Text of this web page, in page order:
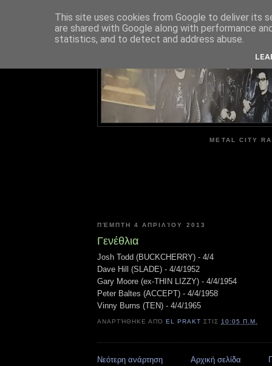
METAL CITY
ΠΈΜΠΤΗ 4 ΑΠΡΙΛΊΟΥ 2013
Γενέθλια
Josh Todd (BUCKCHERRY) - 4/4
Dave Hill (SLADE) - 4/4/1952
Gary Moore (ex-THIN LIZZY) - 4/4/1954
Peter Baltes (ACCEPT) - 4/4/1958
Vinny Burns (TEN) - 4/4/1965
ΑΝΑΡΤΉΘΗΚΕ ΑΠΌEL PRAKT ΣΤΙΣ10:05 Π.Μ.
Νεότερη ανάρτηση Αρχική σελίδα
This site uses cookies from Google to deliver its
are shared with Google along with performance
statistics, and to detect and address abuse.